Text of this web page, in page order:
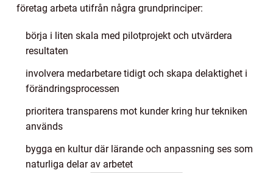
företag arbeta utifrån några grundprinciper:
börja i liten skala med pilotprojekt och utvärdera
resultaten
involvera medarbetare tidigt och skapa delaktighet i
förändringsprocessen
prioritera transparens mot kunder kring hur tekniken
används
bygga en kultur där lärande och anpassning ses som
naturliga delar av arbetet